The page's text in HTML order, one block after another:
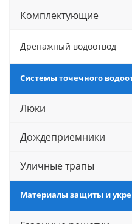
Комплектующие
Дренажный водоотвод
Системы точечного
Люки
Дождеприемники
Уличные трапы
Материалы защиты и